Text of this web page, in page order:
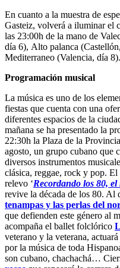
En cuanto a la muestra de
Gasteiz, volverá a iluminar el
las 23:00h de la mano de
día 6), Alto palanca
Mediterraneo (Valencia, día 8).
Programación musical
La música es uno de los
fiestas que cuenta con una
diferentes espacios de la
mañana se ha presentado la
22:30h la Plaza de la
agosto un grupo cubano que
diversos instrumentos
clásica, reggae, rock y pop. El
relevo ‘Recordando los 80, el
revive la década de los 80. Al
tenampas y las perlas del
que defienden este género al
acompaña el ballet folclórico
veterano y la veterana, actuará
por la música de toda
son cubano, chachachá…